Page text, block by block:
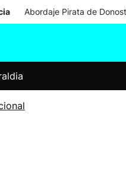
Abordaje Pirata de